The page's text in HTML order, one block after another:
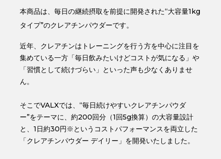
本商品は、毎日の継続摂取を前提に開発された“大容量1kg
タイプ”のクレアチンパウダーです。
近年、クレアチンはトレーニングを行う方を中心に注目を
集めている一方「毎日飲みたいけどコストが気になる」や
「習慣として続けづらい」といった声も少なくありませ
ん。
そこでVALXでは、“毎日続けやすいクレアチンパウダ
ー”をテーマに、約200回分（1回5g換算）の大容量設計
と、1日約30円※というコストパフォーマンスを両立した
「クレアチンパウダー デイリー」を開発いたしました。